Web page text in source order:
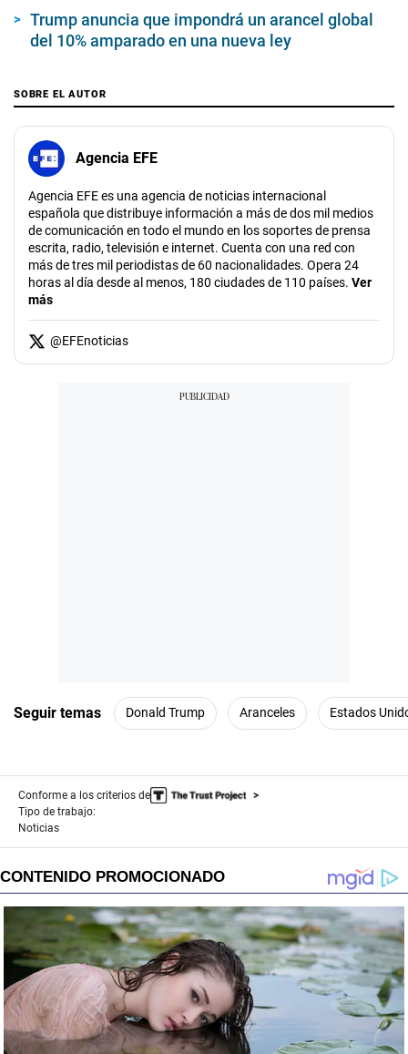
Trump anuncia que impondrá un arancel global
del 10% amparado en una nueva ley
SOBRE EL AUTOR
Agencia EFE
Agencia EFE es una agencia de noticias internacional
española que distribuye información a más de dos mil medios
de comunicación en todo el mundo en los soportes de prensa
escrita, radio, televisión e internet. Cuenta con una red con
más de tres mil periodistas de 60 nacionalidades. Opera 24
horas al día desde al menos, 180 ciudades de 110 países. Ver
más
@EFEnoticias
Seguir temas Donald Trump Aranceles Estados
Conforme a los criterios de
Tipo de trabajo:
Noticias